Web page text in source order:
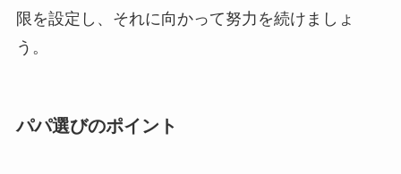
限を設定し、それに向かって努力を続けましょ
う。
パパ選びのポイント